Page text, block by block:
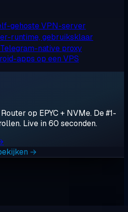
gehoste VPN-server
runtime, gebruiksklaar
Telegram-native proxy
apps op een VPS
op EPYC + NVMe. De #1-
Live in 60 seconden.
→